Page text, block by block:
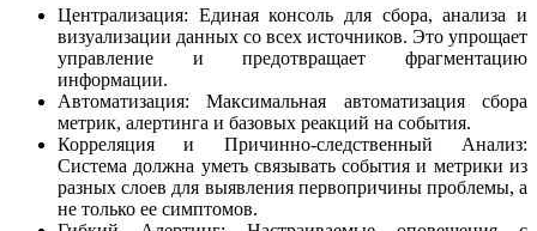
Централизация: Единая консоль для сбора, анализа и
визуализации данных со всех источников. Это упрощает
управление и предотвращает фрагментацию
информации.
Автоматизация: Максимальная автоматизация сбора
метрик, алертинга и базовых реакций на события.
Корреляция и Причинно-следственный Анализ:
Система должна уметь связывать события и метрики из
разных слоев для выявления первопричины проблемы, а
не только ее симптомов.